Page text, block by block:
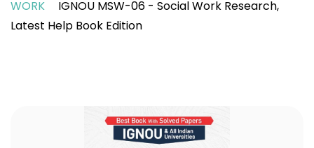
WORK
IGNOU MSW-06 - Social Work Research,
Latest Help Book Edition